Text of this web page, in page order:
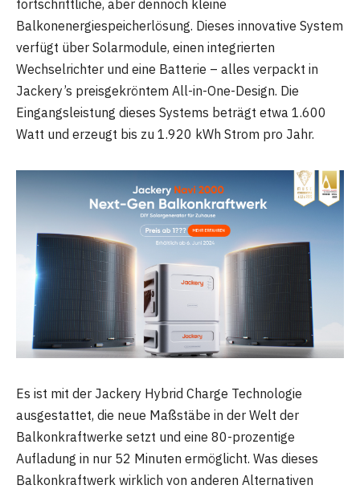
fortschrittliche, aber dennoch kleine
Balkonenergiespeicherlösung. Dieses innovative System
verfügt über Solarmodule, einen integrierten
Wechselrichter und eine Batterie – alles verpackt in
Jackery’s preisgekröntem All-in-One-Design. Die
Eingangsleistung dieses Systems beträgt etwa 1.600
Watt und erzeugt bis zu 1.920 kWh Strom pro Jahr.
Es ist mit der Jackery Hybrid Charge Technologie
ausgestattet, die neue Maßstäbe in der Welt der
Balkonkraftwerke setzt und eine 80-prozentige
Aufladung in nur 52 Minuten ermöglicht. Was dieses
Balkonkraftwerk wirklich von anderen Alternativen